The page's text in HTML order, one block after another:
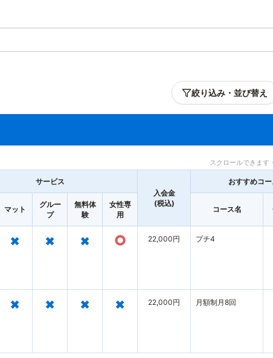
絞り込み・並び替え
スクロールできます
サービス
入会金
(税込)
おすすめコー
マット
グルー
プ
無料体
験
女性専
用
コース名
× × × ○ 22,000円 プチ4
× × × × 22,000円 月額制月8回